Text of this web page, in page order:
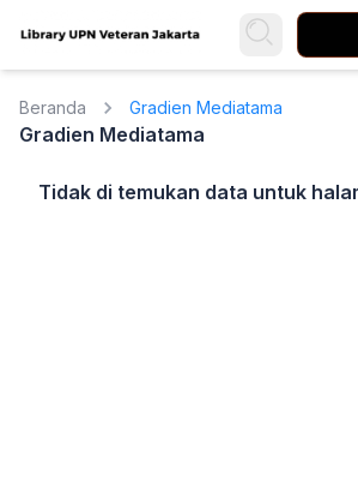
Beranda Gradien Mediatama
Gradien Mediatama
Tidak di temukan data untuk